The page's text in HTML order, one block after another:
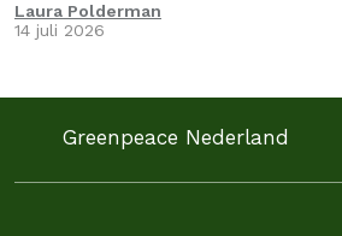
Laura Polderman
14 juli 2026
Greenpeace Nederland